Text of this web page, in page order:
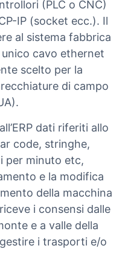
(PLC o CNC)
IP (socket ecc.). Il
al sistema fabbrica
cavo ethernet
scelto per la
di campo
dati riferiti allo
code, stringhe,
per minuto etc,
e la modifica
della macchina
i consensi dalle
e a valle della
i trasporti e/o